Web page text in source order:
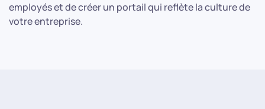
employés et de créer un portail qui reflète la culture de
votre entreprise.